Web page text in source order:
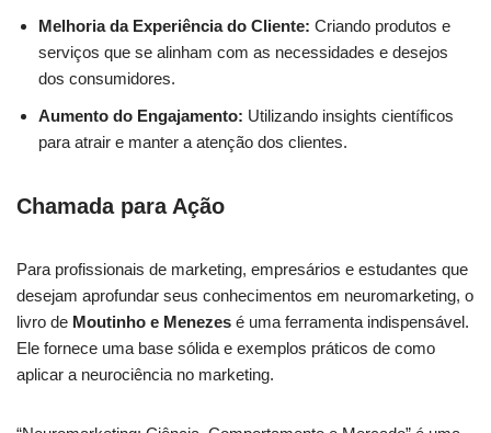
Melhoria da Experiência do Cliente: Criando produtos e
serviços que se alinham com as necessidades e desejos
dos consumidores.
Aumento do Engajamento: Utilizando insights científicos
para atrair e manter a atenção dos clientes.
Chamada para Ação
Para profissionais de marketing, empresários e estudantes que
desejam aprofundar seus conhecimentos em neuromarketing, o
livro de Moutinho e Menezes é uma ferramenta indispensável.
Ele fornece uma base sólida e exemplos práticos de como
aplicar a neurociência no marketing.